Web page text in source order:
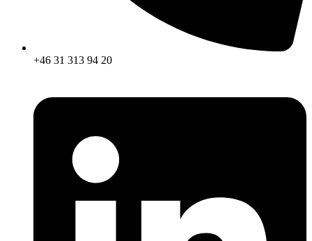
+46 31 313 94 20